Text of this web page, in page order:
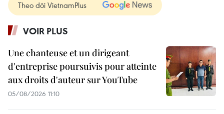
Theo dõi VietnamPlus
VOIR PLUS
Une chanteuse et un dirigeant
d'entreprise poursuivis pour atteinte
aux droits d'auteur sur YouTube
05/08/2026 11:10